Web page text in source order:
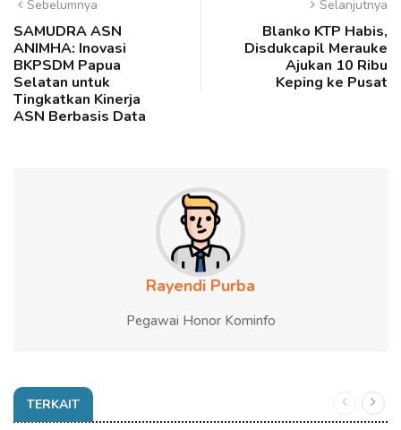
Sebelumnya
SAMUDRA ASN
ANIMHA: Inovasi
BKPSDM Papua
Selatan untuk
Tingkatkan Kinerja
ASN Berbasis Data
Selanjutnya
Blanko KTP Habis,
Disdukcapil Merauke
Ajukan 10 Ribu
Keping ke Pusat
Rayendi Purba
Pegawai Honor Kominfo
TERKAIT